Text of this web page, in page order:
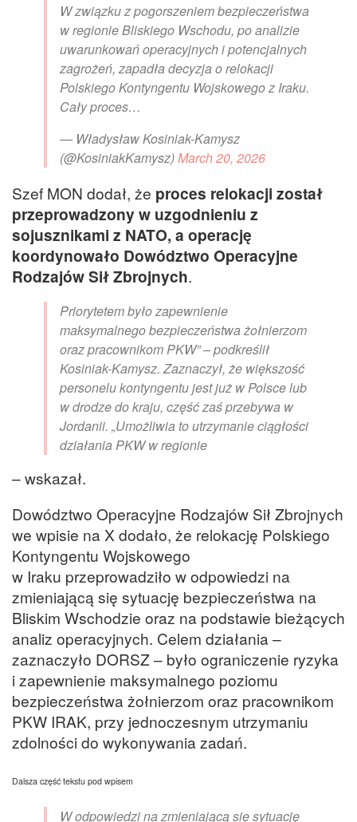
W związku z pogorszeniem bezpieczeństwa
w regionie Bliskiego Wschodu, po analizie
uwarunkowań operacyjnych i potencjalnych
zagrożeń, zapadła decyzja o relokacji
Polskiego Kontyngentu Wojskowego z Iraku.
Cały proces…
— Władysław Kosiniak-Kamysz
(@KosiniakKamysz)March 20, 2026
Szef MON dodał, że proces relokacji został
przeprowadzony w uzgodnieniu z
sojusznikami z NATO, a operację
koordynowało Dowództwo Operacyjne
Rodzajów Sił Zbrojnych.
Priorytetem było zapewnienie
maksymalnego bezpieczeństwa żołnierzom
oraz pracownikom PKW” – podkreślił
Kosiniak-Kamysz. Zaznaczył, że większość
personelu kontyngentu jest już w Polsce lub
w drodze do kraju, część zaś przebywa w
Jordanii. „Umożliwia to utrzymanie ciągłości
działania PKW w regionie
– wskazał.
Dowództwo Operacyjne Rodzajów Sił Zbrojnych
we wpisie na X dodało, że relokację Polskiego
Kontyngentu Wojskowego
w Iraku przeprowadziło w odpowiedzi na
zmieniającą się sytuację bezpieczeństwa na
Bliskim Wschodzie oraz na podstawie bieżących
analiz operacyjnych. Celem działania –
zaznaczyło DORSZ – było ograniczenie ryzyka
i zapewnienie maksymalnego poziomu
bezpieczeństwa żołnierzom oraz pracownikom
PKW IRAK, przy jednoczesnym utrzymaniu
zdolności do wykonywania zadań.
Dalsza część tekstu pod wpisem
W odpowiedzi na zmieniającą się sytuację